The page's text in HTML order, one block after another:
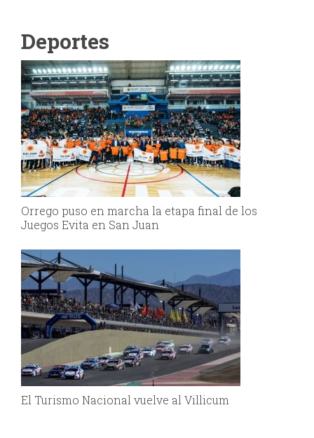
Deportes
Orrego puso en marcha la etapa final de los
Juegos Evita en San Juan
El Turismo Nacional vuelve al Villicum